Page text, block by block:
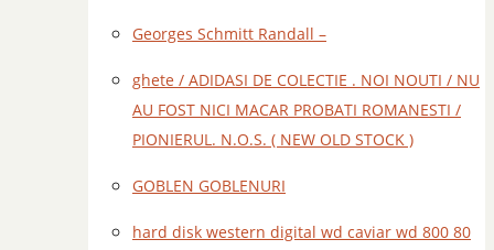
Georges Schmitt Randall –
ghete / ADIDASI DE COLECTIE . NOI NOUTI / NU
AU FOST NICI MACAR PROBATI ROMANESTI /
PIONIERUL. N.O.S. ( NEW OLD STOCK )
GOBLEN GOBLENURI
hard disk western digital wd caviar wd 800 80